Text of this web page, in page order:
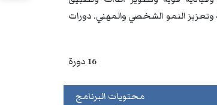
النمو الشخصي والمهني. دورات
16 دورة
محتويات البرنامج